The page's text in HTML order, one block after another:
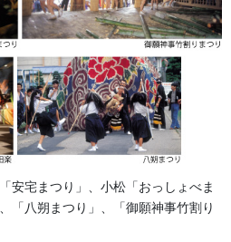
袋を多数販売しております!!
で足袋を多数販売しております!!
安宅まつり」、小松「おっしょべま
「八朔まつり」、「御願神事竹割り